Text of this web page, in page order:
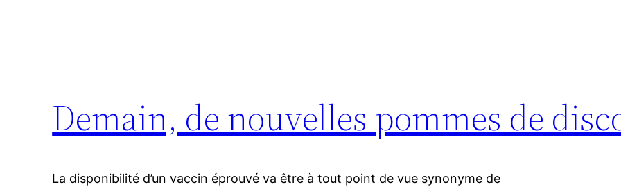
Demain, de nouvelles pommes de
La disponibilité d’un vaccin éprouvé va être à tout point de vue synonyme de